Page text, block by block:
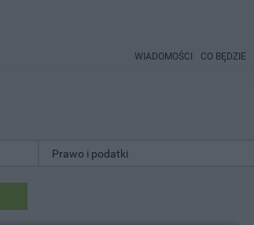
WIADOMOŚCI CO BĘDZIE